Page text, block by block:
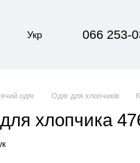
Укр 066 253-
одяг Одяг для хлопчиків
хлопчика